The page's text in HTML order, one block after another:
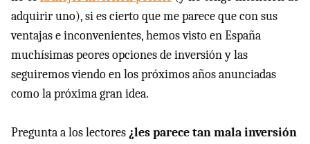
adquirir uno), si es cierto que me parece que con sus
ventajas e inconvenientes, hemos visto en España
muchísimas peores opciones de inversión y las
seguiremos viendo en los próximos años anunciadas
como la próxima gran idea.
Pregunta a los lectores¿les parece tan mala inversión